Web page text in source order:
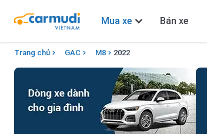
Mua xe Bán xe
Trang chủ GAC M8 2022